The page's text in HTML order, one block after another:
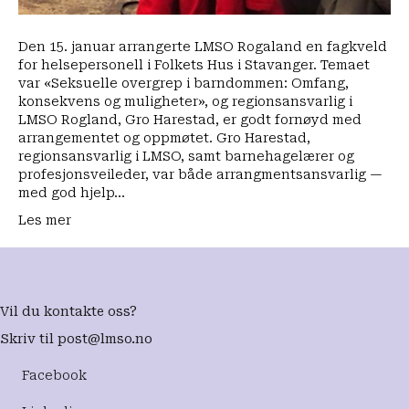
Den 15. januar arrangerte LMSO Rogaland en fagkveld
for helsepersonell i Folkets Hus i Stavanger. Temaet
var «Seksuelle overgrep i barndommen: Omfang,
konsekvens og muligheter», og regionsansvarlig i
LMSO Rogland, Gro Harestad, er godt fornøyd med
arrangementet og oppmøtet. Gro Harestad,
regionsansvarlig i LMSO, samt barnehagelærer og
profesjonsveileder, var både arrangmentsansvarlig —
med god hjelp…
Les mer
Vil du kontakte oss?
Skriv til post@lmso.no
Facebook